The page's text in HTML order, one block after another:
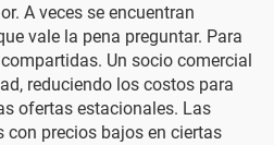
A veces se encuentran
vale la pena preguntar. Para
Un socio comercial
reduciendo los costos para
ofertas estacionales. Las
con precios bajos en ciertas